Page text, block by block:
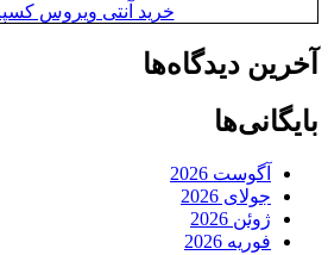
خرید آنتی ویروس
آخرین دیدگاه‌ها
بایگانی‌ها
آگوست 2026
جولای 2026
ژوئن 2026
فوریه 2026